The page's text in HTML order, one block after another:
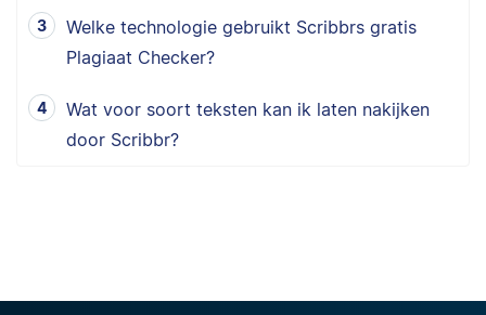
Welke technologie gebruikt Scribbrs gratis
Plagiaat Checker?
Wat voor soort teksten kan ik laten nakijken
door Scribbr?